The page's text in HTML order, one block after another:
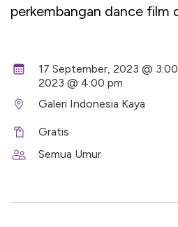
perkembangan dance film
17 September, 2023 @
2023 @ 4:00 pm
Galeri Indonesia Kaya
Gratis
Semua Umur